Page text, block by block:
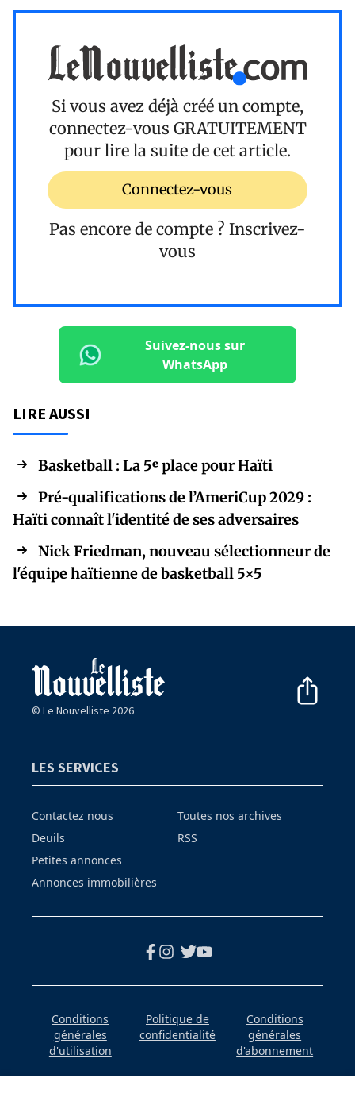
Si vous avez déjà créé un compte,
connectez-vous GRATUITEMENT
pour lire la suite de cet article.
Connectez-vous
Pas encore de compte ? Inscrivez-
vous
Suivez-nous sur
WhatsApp
LIRE AUSSI
Basketball : La 5ᵉ place pour Haïti
Pré-qualifications de l’AmeriCup 2029 :
Haïti connaît l'identité de ses adversaires
Nick Friedman, nouveau sélectionneur de
l'équipe haïtienne de basketball 5×5
© Le Nouvelliste 2026
LES SERVICES
Contactez nous
Deuils
Petites annonces
Annonces immobilières
Toutes nos archives
RSS
Conditions
générales
d'utilisation
Politique de
confidentialité
Conditions
générales
d'abonnement